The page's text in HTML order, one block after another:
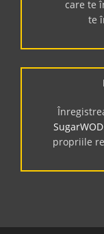
care te
te
SugarWOD
propriile